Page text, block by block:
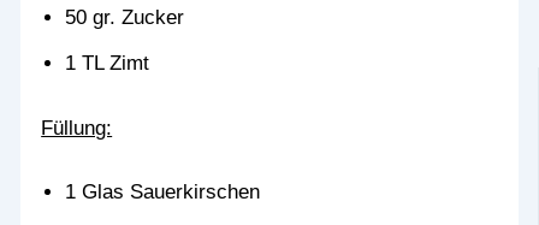
50 gr. Zucker
1 TL Zimt
Füllung:
1 Glas Sauerkirschen